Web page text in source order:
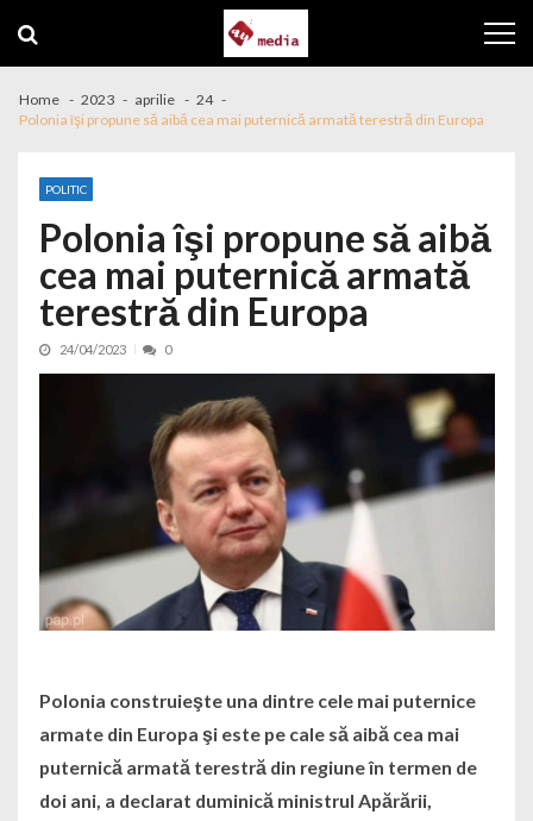
Home 2023 aprilie
24
Polonia îşi propune să aibă cea mai puternică armată terestră din Europa
POLITIC
Polonia îşi propune să aibă
cea mai puternică armată
terestră din Europa
24/04/2023 0
Polonia construieşte una dintre cele mai puternice
armate din Europa şi este pe cale să aibă cea mai
puternică armată terestră din regiune în termen de
doi ani, a declarat duminică ministrul Apărării,